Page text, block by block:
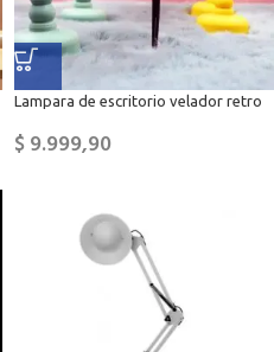
Lampara de escritorio velador retro
$9.999,90